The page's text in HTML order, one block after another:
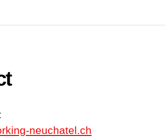
neuchatel.ch